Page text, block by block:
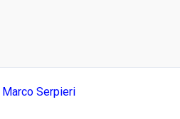
Marco Serpieri